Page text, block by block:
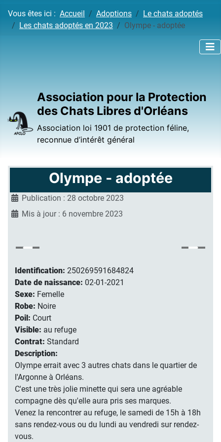
Vous êtes ici : Accueil Adoptions
Le chats adoptés
Les chats adoptés en 2023
Olympe - adoptée
Association pour la Protection
des Chats Libres d'Orléans
Association loi 1901 de protection féline,
reconnue d’intérêt général
Olympe - adoptée
Publication : 28 octobre 2023
Mis à jour : 6 novembre 2023
Identification: 250269591684824
Date de naissance: 02-01-2021
Sexe: Femelle
Robe: Noire
Poil: Court
Visible: au refuge
Contrat: Standard
Description:
Olympe errait avec 3 autres chats dans le quartier de
l'Argonne à Orléans.
C'est une très jolie minette qui sera une agréable
compagne dès qu'elle aura pris ses marques.
Venez la rencontrer au refuge, le samedi de 15h à 18h
sans rendez-vous ou du lundi au vendredi sur rendez-
vous.